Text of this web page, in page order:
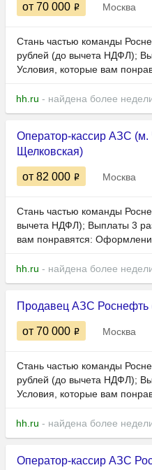
от 70 000 Москва
Стань частью команды
рублей (до вычета НДФЛ);
Условия, которые вам
hh.ru - найдена более
Оператор-кассир АЗС (м.
Щелковская)
от 82 000 Москва
Стань частью команды
вычета НДФЛ); Выплаты 3
вам понравятся:
hh.ru - найдена более
Продавец АЗС Роснефть
от 70 000 Москва
Стань частью команды
рублей (до вычета НДФЛ);
Условия, которые вам
hh.ru - найдена более
Оператор-кассир АЗС